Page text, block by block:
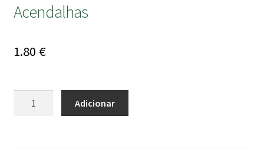
Acendalhas
1.80 €
Adicionar